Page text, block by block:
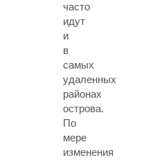
часто
идут
и
в
самых
удаленных
районах
острова.
По
мере
изменения